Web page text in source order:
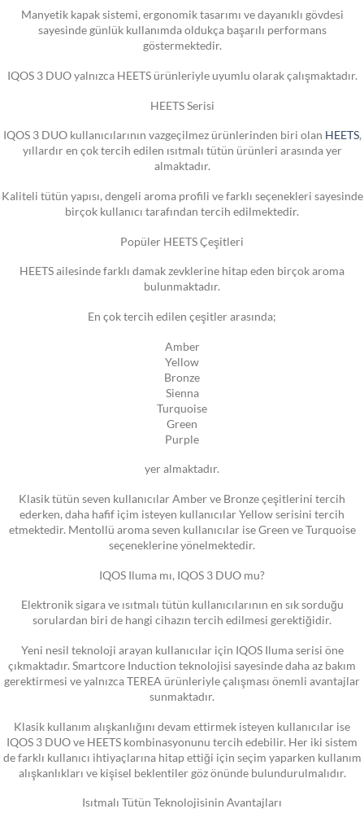
Manyetik kapak sistemi, ergonomik tasarımı ve dayanıklı gövdesi
sayesinde günlük kullanımda oldukça başarılı performans
göstermektedir.
IQOS 3 DUO yalnızca HEETS ürünleriyle uyumlu olarak çalışmaktadır.
HEETS Serisi
IQOS 3 DUO kullanıcılarının vazgeçilmez ürünlerinden biri olan HEETS,
yıllardır en çok tercih edilen ısıtmalı tütün ürünleri arasında yer
almaktadır.
Kaliteli tütün yapısı, dengeli aroma profili ve farklı seçenekleri sayesinde
birçok kullanıcı tarafından tercih edilmektedir.
Popüler HEETS Çeşitleri
HEETS ailesinde farklı damak zevklerine hitap eden birçok aroma
bulunmaktadır.
En çok tercih edilen çeşitler arasında;
Amber
Yellow
Bronze
Sienna
Turquoise
Green
Purple
yer almaktadır.
Klasik tütün seven kullanıcılar Amber ve Bronze çeşitlerini tercih
ederken, daha hafif içim isteyen kullanıcılar Yellow serisini tercih
etmektedir. Mentollü aroma seven kullanıcılar ise Green ve Turquoise
seçeneklerine yönelmektedir.
IQOS Iluma mı, IQOS 3 DUO mu?
Elektronik sigara ve ısıtmalı tütün kullanıcılarının en sık sorduğu
sorulardan biri de hangi cihazın tercih edilmesi gerektiğidir.
Yeni nesil teknoloji arayan kullanıcılar için IQOS Iluma serisi öne
çıkmaktadır. Smartcore Induction teknolojisi sayesinde daha az bakım
gerektirmesi ve yalnızca TEREA ürünleriyle çalışması önemli avantajlar
sunmaktadır.
Klasik kullanım alışkanlığını devam ettirmek isteyen kullanıcılar ise
IQOS 3 DUO ve HEETS kombinasyonunu tercih edebilir. Her iki sistem
de farklı kullanıcı ihtiyaçlarına hitap ettiği için seçim yaparken kullanım
alışkanlıkları ve kişisel beklentiler göz önünde bulundurulmalıdır.
Isıtmalı Tütün Teknolojisinin Avantajları